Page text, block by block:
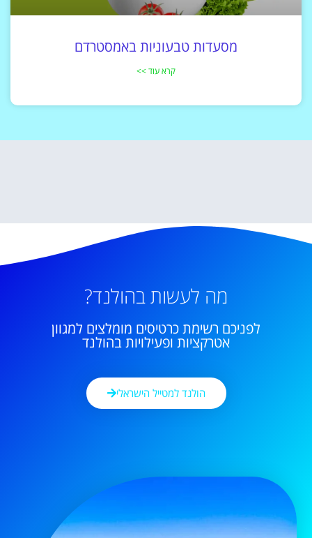
מסעדות טבעוניות באמסטרדם
קרא עוד >>
מה לעשות בהולנד?
לפניכם רשימת כרטיסים מומלצים למגוון
אטרקציות ופעילויות בהולנד
הולנד למטייל הישראלי